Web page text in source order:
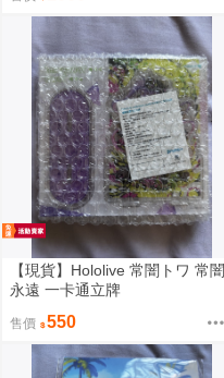
【現貨】Hololive 常闇トワ 常闇
永遠 一卡通立牌
售價 550